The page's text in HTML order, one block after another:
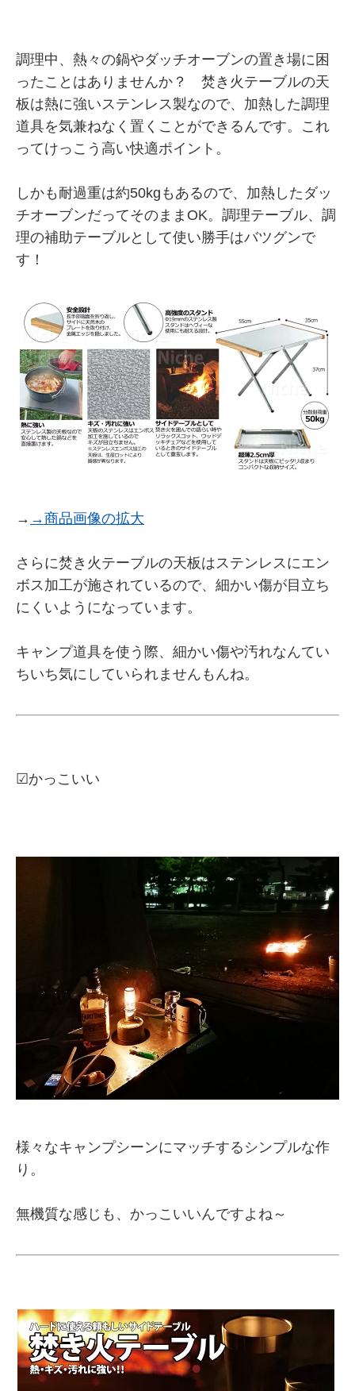
調理中、熱々の鍋やダッチオーブンの置き場に困
ったことはありませんか？ 焚き火テーブルの天
板は熱に強いステンレス製なので、加熱した調理
道具を気兼ねなく置くことができるんです。これ
ってけっこう高い快適ポイント。
しかも耐過重は約50kgもあるので、加熱したダッ
チオーブンだってそのままOK。調理テーブル、調
理の補助テーブルとして使い勝手はバツグンで
す！
→ →商品画像の拡大
さらに焚き火テーブルの天板はステンレスにエン
ボス加工が施されているので、細かい傷が目立ち
にくいようになっています。
キャンプ道具を使う際、細かい傷や汚れなんてい
ちいち気にしていられませんもんね。
☑かっこいい
様々なキャンプシーンにマッチするシンプルな作
り。
無機質な感じも、かっこいいんですよね～